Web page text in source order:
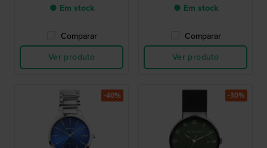
● Em stock
Comparar
Ver produto
● Em stock
Comparar
Ver produto
-40% -30%